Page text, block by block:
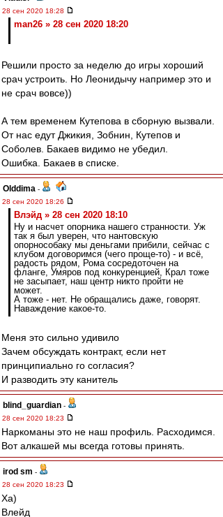
28 сен 2020 18:28
man26 » 28 сен 2020 18:20
Решили просто за неделю до игры хороший
срач устроить. Но Леонидычу например это и
не срач вовсе))
А тем временем Кутепова в сборную вызвали.
От нас едут Джикия, Зобнин, Кутепов и
Соболев. Бакаев видимо не убедил.
Ошибка. Бакаев в списке.
Olddima -
28 сен 2020 18:26
Влэйд » 28 сен 2020 18:10
Ну и насчет опорника нашего странности. Уж
так я был уверен, что нантовскую
опорнособаку мы деньгами прибили, сейчас с
клубом договоримся (чего проще-то) - и всё,
радость рядом, Рома сосредоточен на
фланге, Умяров под конкуренцией, Крал тоже
не засыпает, наш центр никто пройти не
может.
А тоже - нет. Не обращались даже, говорят.
Наваждение какое-то.
Меня это сильно удивило
Зачем обсуждать контракт, если нет
принципиально го согласия?
И разводить эту канитель
blind_guardian -
28 сен 2020 18:23
Наркоманы это не наш профиль. Расходимся.
Вот алкашей мы всегда готовы принять.
irod sm -
28 сен 2020 18:23
Ха)
Влейд